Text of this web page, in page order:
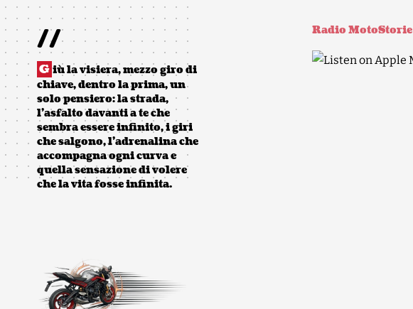
//
G iù la visiera, mezzo giro di
chiave, dentro la prima, un
solo pensiero: la strada,
l’asfalto davanti a te che
sembra essere infinito, i giri
che salgono, l’adrenalina che
accompagna ogni curva e
quella sensazione di volere
che la vita fosse infinita.
Radio MotoStorie